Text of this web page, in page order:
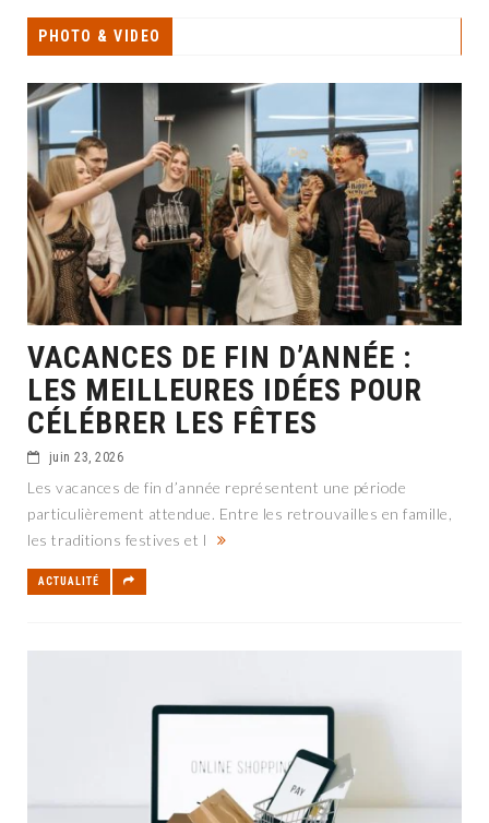
PHOTO & VIDEO
VACANCES DE FIN D’ANNÉE :
LES MEILLEURES IDÉES POUR
CÉLÉBRER LES FÊTES
juin 23, 2026
Les vacances de fin d’année représentent une période
particulièrement attendue. Entre les retrouvailles en famille,
les traditions festives et l
ACTUALITÉ